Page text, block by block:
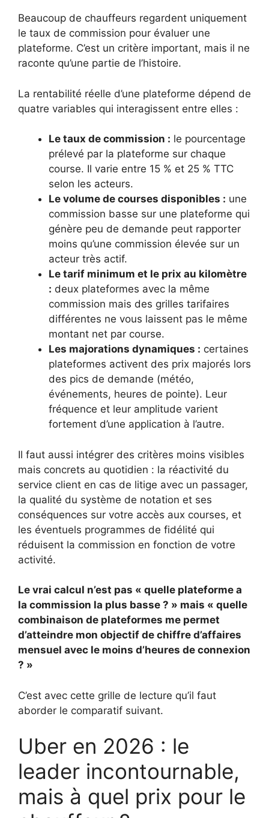
Beaucoup de chauffeurs regardent uniquement
le taux de commission pour évaluer une
plateforme. C’est un critère important, mais il ne
raconte qu’une partie de l’histoire.
La rentabilité réelle d’une plateforme dépend de
quatre variables qui interagissent entre elles :
Le taux de commission : le pourcentage
prélevé par la plateforme sur chaque
course. Il varie entre 15 % et 25 % TTC
selon les acteurs.
Le volume de courses disponibles : une
commission basse sur une plateforme qui
génère peu de demande peut rapporter
moins qu’une commission élevée sur un
acteur très actif.
Le tarif minimum et le prix au kilomètre
: deux plateformes avec la même
commission mais des grilles tarifaires
différentes ne vous laissent pas le même
montant net par course.
Les majorations dynamiques : certaines
plateformes activent des prix majorés lors
des pics de demande (météo,
événements, heures de pointe). Leur
fréquence et leur amplitude varient
fortement d’une application à l’autre.
Il faut aussi intégrer des critères moins visibles
mais concrets au quotidien : la réactivité du
service client en cas de litige avec un passager,
la qualité du système de notation et ses
conséquences sur votre accès aux courses, et
les éventuels programmes de fidélité qui
réduisent la commission en fonction de votre
activité.
Le vrai calcul n’est pas « quelle plateforme a
la commission la plus basse ? » mais « quelle
combinaison de plateformes me permet
d’atteindre mon objectif de chiffre d’affaires
mensuel avec le moins d’heures de connexion
? »
C’est avec cette grille de lecture qu’il faut
aborder le comparatif suivant.
Uber en 2026 : le
leader incontournable,
mais à quel prix pour le